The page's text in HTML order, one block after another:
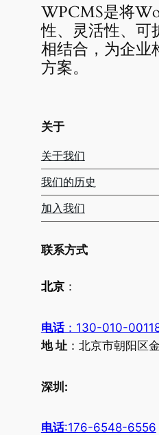
WPCMS是将
性、灵活性、可
相结合，为企业
方案。
关于
关于我们
我们的历史
加入我们
联系方式
北京：
电话：130-010-
地 址：北京市朝阳区
深圳:
电话:176-6548-6556